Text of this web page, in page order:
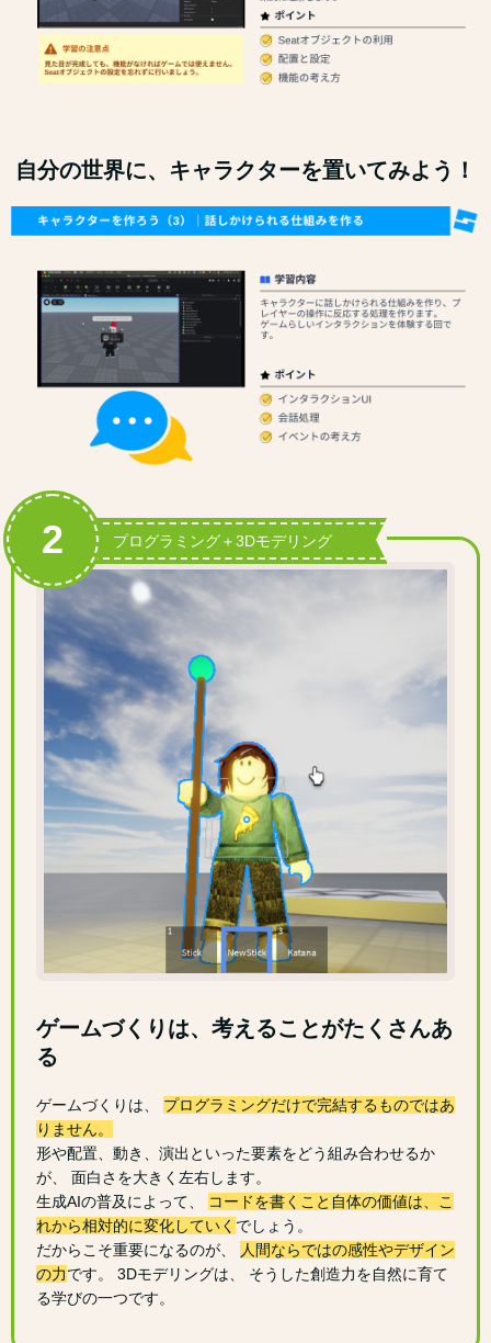
自分の世界に、キャラクターを置いてみよう！
プログラミング＋3Dモデリング
2
ゲームづくりは、考えることがたくさんあ
る
ゲームづくりは、 プログラミングだけで完結するものではあ
りません。
形や配置、動き、演出といった要素をどう組み合わせるか
が、 面白さを大きく左右します。
生成AIの普及によって、
コードを書くこと自体の価値は、こ
れから相対的に変化していく でしょう。
だからこそ重要になるのが、
人間ならではの感性やデザイン
の力です。 3Dモデリングは、 そうした創造力を自然に育て
る学びの一つです。